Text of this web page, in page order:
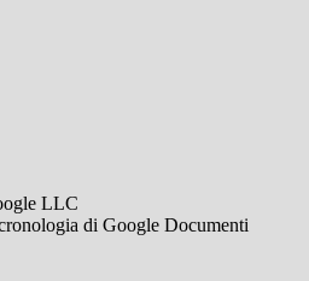
LLC
di Google Documenti